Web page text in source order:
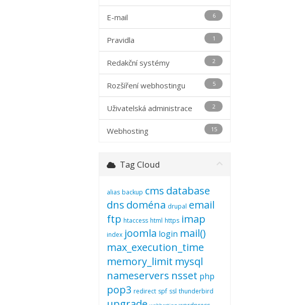
6
E-mail
1
Pravidla
2
Redakční systémy
5
Rozšíření webhostingu
2
Uživatelská administrace
15
Webhosting
Tag Cloud
alias backup cms database
dns doména drupal email
ftp htaccess html https imap
index joomla login mail()
max_execution_time
memory_limit mysql
nameservers nsset php
pop3 redirect spf ssl thunderbird